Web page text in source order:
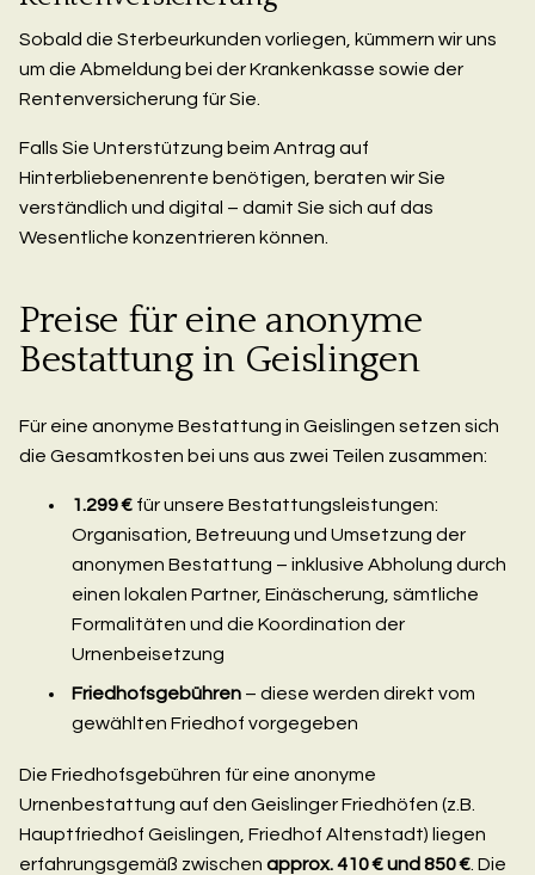
Sobald die Sterbeurkunden vorliegen, kümmern wir uns
um die Abmeldung bei der Krankenkasse sowie der
Rentenversicherung für Sie.
Falls Sie Unterstützung beim Antrag auf
Hinterbliebenenrente benötigen, beraten wir Sie
verständlich und digital – damit Sie sich auf das
Wesentliche konzentrieren können.
Preise für eine anonyme
Bestattung in Geislingen
Für eine anonyme Bestattung in Geislingen setzen sich
die Gesamtkosten bei uns aus zwei Teilen zusammen:
1.299 € für unsere Bestattungsleistungen:
Organisation, Betreuung und Umsetzung der
anonymen Bestattung – inklusive Abholung durch
einen lokalen Partner, Einäscherung, sämtliche
Formalitäten und die Koordination der
Urnenbeisetzung
Friedhofsgebühren – diese werden direkt vom
gewählten Friedhof vorgegeben
Die Friedhofsgebühren für eine anonyme
Urnenbestattung auf den Geislinger Friedhöfen (z.B.
Hauptfriedhof Geislingen, Friedhof Altenstadt) liegen
erfahrungsgemäß zwischen approx. 410 € und 850 € . Die